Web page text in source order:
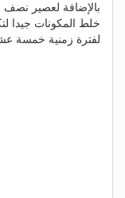
بالإضافة لعصير نصف
خلط المكونات جيدا
لفترة زمنية خمسة